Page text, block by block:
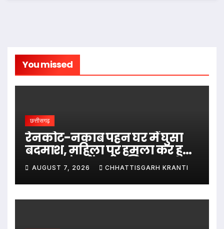
You missed
छत्तीसगढ़
रेनकोट-नकाब पहन घर में घुसा
बदमाश, महिला पर हमला कर हुआ
फरार; जांच में जुटी पुलिस…
AUGUST 7, 2026 CHHATTISGARH KRANTI